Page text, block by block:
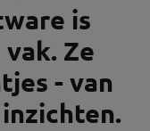
is
Ze
- van